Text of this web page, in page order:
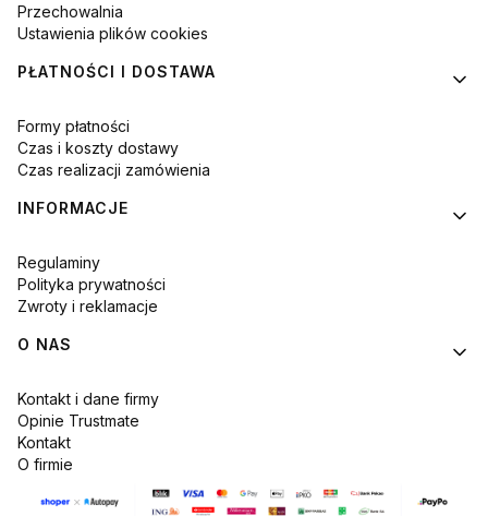
Przechowalnia
Ustawienia plików cookies
PŁATNOŚCI I DOSTAWA
Formy płatności
Czas i koszty dostawy
Czas realizacji zamówienia
INFORMACJE
Regulaminy
Polityka prywatności
Zwroty i reklamacje
O NAS
Kontakt i dane firmy
Opinie Trustmate
Kontakt
O firmie